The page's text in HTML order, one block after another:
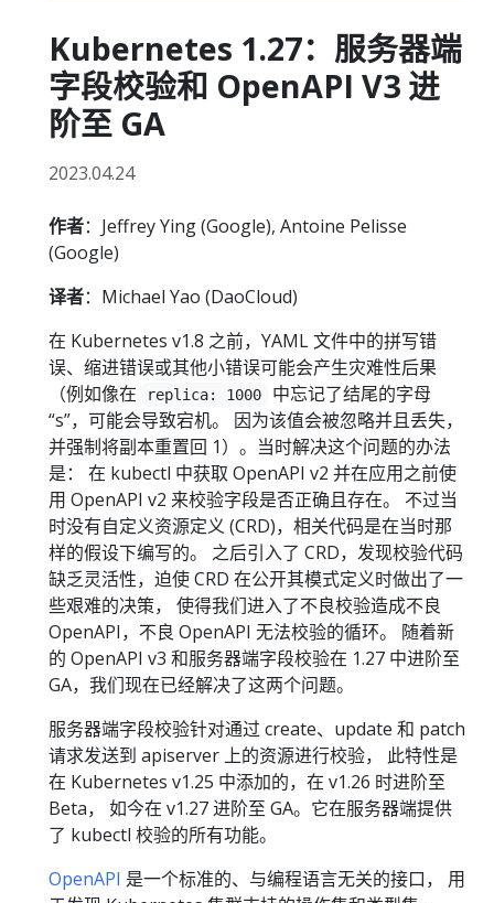
Kubernetes 1.27：服务器端
字段校验和 OpenAPI V3 进
阶至 GA
2023.04.24
作者：Jeffrey Ying (Google), Antoine Pelisse
(Google)
译者：Michael Yao (DaoCloud)
在 Kubernetes v1.8 之前，YAML 文件中的拼写错
误、缩进错误或其他小错误可能会产生灾难性后果
（例如像在
replica: 1000
中忘记了结尾的字母
“s”，可能会导致宕机。 因为该值会被忽略并且丢失，
并强制将副本重置回 1）。当时解决这个问题的办法
是： 在 kubectl 中获取 OpenAPI v2 并在应用之前使
用 OpenAPI v2 来校验字段是否正确且存在。 不过当
时没有自定义资源定义 (CRD)，相关代码是在当时那
样的假设下编写的。 之后引入了 CRD，发现校验代码
缺乏灵活性，迫使 CRD 在公开其模式定义时做出了一
些艰难的决策， 使得我们进入了不良校验造成不良
OpenAPI，不良 OpenAPI 无法校验的循环。 随着新
的 OpenAPI v3 和服务器端字段校验在 1.27 中进阶至
GA，我们现在已经解决了这两个问题。
服务器端字段校验针对通过 create、update 和 patch
请求发送到 apiserver 上的资源进行校验， 此特性是
在 Kubernetes v1.25 中添加的，在 v1.26 时进阶至
Beta， 如今在 v1.27 进阶至 GA。它在服务器端提供
了 kubectl 校验的所有功能。
OpenAPI 是一个标准的、与编程语言无关的接口， 用